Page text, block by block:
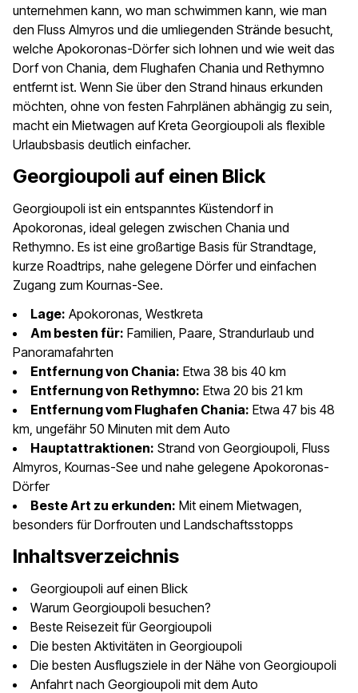
unternehmen kann, wo man schwimmen kann, wie man
den Fluss Almyros und die umliegenden Strände besucht,
welche Apokoronas-Dörfer sich lohnen und wie weit das
Dorf von Chania, dem Flughafen Chania und Rethymno
entfernt ist. Wenn Sie über den Strand hinaus erkunden
möchten, ohne von festen Fahrplänen abhängig zu sein,
macht ein Mietwagen auf Kreta Georgioupoli als flexible
Urlaubsbasis deutlich einfacher.
Georgioupoli auf einen Blick
Georgioupoli ist ein entspanntes Küstendorf in
Apokoronas, ideal gelegen zwischen Chania und
Rethymno. Es ist eine großartige Basis für Strandtage,
kurze Roadtrips, nahe gelegene Dörfer und einfachen
Zugang zum Kournas-See.
Lage: Apokoronas, Westkreta
Am besten für: Familien, Paare, Strandurlaub und
Panoramafahrten
Entfernung von Chania: Etwa 38 bis 40 km
Entfernung von Rethymno: Etwa 20 bis 21 km
Entfernung vom Flughafen Chania: Etwa 47 bis 48
km, ungefähr 50 Minuten mit dem Auto
Hauptattraktionen: Strand von Georgioupoli, Fluss
Almyros, Kournas-See und nahe gelegene Apokoronas-
Dörfer
Beste Art zu erkunden: Mit einem Mietwagen,
besonders für Dorfrouten und Landschaftsstopps
Inhaltsverzeichnis
Georgioupoli auf einen Blick
Warum Georgioupoli besuchen?
Beste Reisezeit für Georgioupoli
Die besten Aktivitäten in Georgioupoli
Die besten Ausflugsziele in der Nähe von Georgioupoli
Anfahrt nach Georgioupoli mit dem Auto